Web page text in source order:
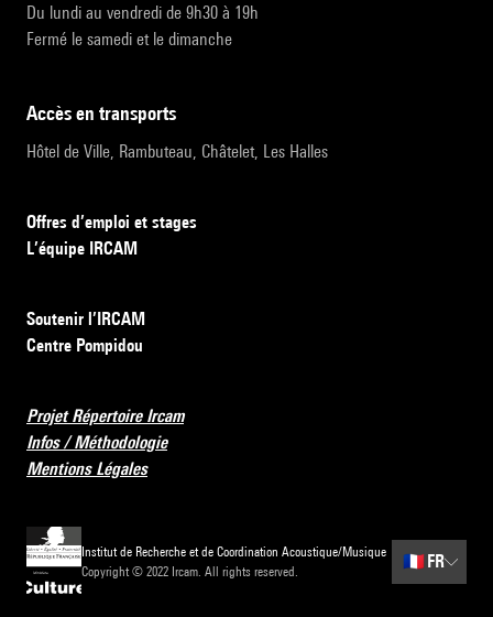
Du lundi au vendredi de 9h30 à 19h
Fermé le samedi et le dimanche
accès en transports
Hôtel de Ville, Rambuteau, Châtelet, Les Halles
Offres d’emploi et stages
L’équipe IRCAM
Soutenir l’IRCAM
Centre Pompidou
Projet Répertoire Ircam
Infos / Méthodologie
Mentions Légales
Institut de Recherche et de Coordination Acoustique/Musique
Copyright © 2022 Ircam. All rights reserved.
🇫🇷 FR